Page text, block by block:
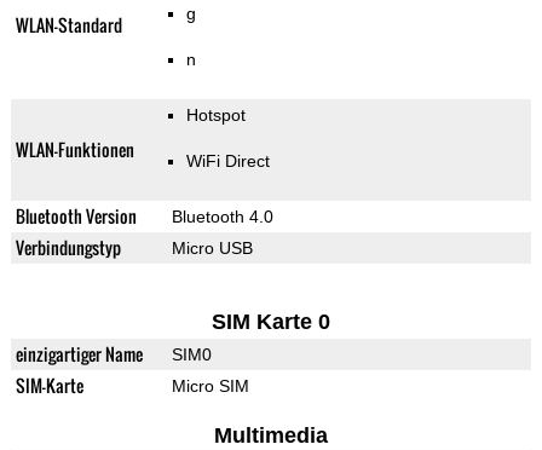
WLAN-Standard g
n
WLAN-Funktionen
Hotspot
WiFi Direct
Bluetooth Version Bluetooth 4.0
Verbindungstyp Micro USB
SIM Karte 0
einzigartiger Name SIM0
SIM-Karte Micro SIM
Multimedia